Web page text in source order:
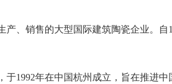
、销售的大型国际建筑陶瓷企业。自
1992年在中国杭州成立，旨在推进